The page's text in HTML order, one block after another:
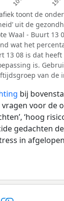
toont de
uit de
Waal - Buurt 13
wat het
13 08 is dat
is.
van de
bij
voor de
‘hoog
gedachten
in